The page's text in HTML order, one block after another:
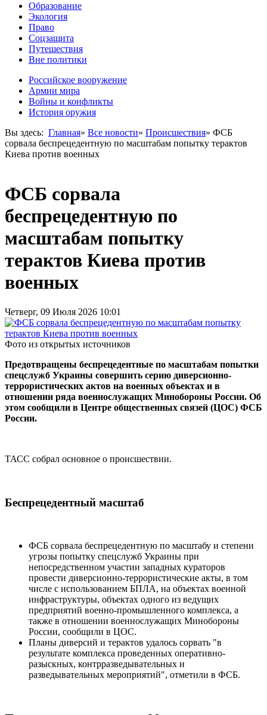
Образование
Экология
Право
Соцзащита
Путешествия
Вне политики
Российское вооружение
Армии мира
Войны и конфликты
История оружия
Вы здесь: Главная» Все новости» Происшествия» ФСБ
сорвала беспрецедентную по масштабам попытку терактов
Киева против военных
ФСБ сорвала
беспрецедентную по
масштабам попытку
терактов Киева против
военных
Четверг, 09 Июля 2026 10:01
Фото из открытых источников
Предотвращены беспрецедентные по масштабам попытки
спецслужб Украины совершить серию диверсионно-
террористических актов на военных объектах и в
отношении ряда военнослужащих Минобороны России. Об
этом сообщили в Центре общественных связей (ЦОС) ФСБ
России.
ТАСС собрал основное о происшествии.
Беспрецедентный масштаб
ФСБ сорвала беспрецедентную по масштабу и степени
угрозы попытку спецслужб Украины при
непосредственном участии западных кураторов
провести диверсионно-террористические акты, в том
числе с использованием БПЛА, на объектах военной
инфраструктуры, объектах одного из ведущих
предприятий военно-промышленного комплекса, а
также в отношении военнослужащих Минобороны
России, сообщили в ЦОС.
Планы диверсий и терактов удалось сорвать "в
результате комплекса проведенных оперативно-
разыскных, контрразведывательных и
разведывательных мероприятий", отметили в ФСБ.